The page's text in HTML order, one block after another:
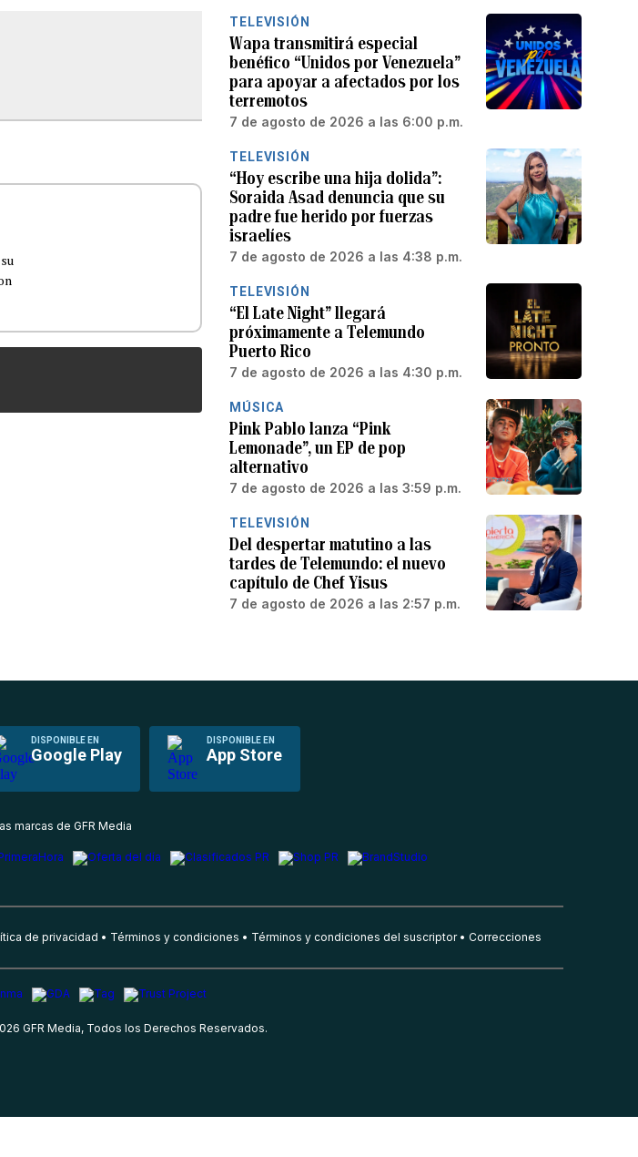
TELEVISIÓN
Wapa transmitirá especial
benéfico “Unidos por Venezuela”
para apoyar a afectados por los
terremotos
7 de agosto de 2026 a las 6:00 p.m.
TELEVISIÓN
“Hoy escribe una hija dolida”:
Soraida Asad denuncia que su
padre fue herido por fuerzas
israelíes
7 de agosto de 2026 a las 4:38 p.m.
TELEVISIÓN
“El Late Night” llegará
próximamente a Telemundo
Puerto Rico
7 de agosto de 2026 a las 4:30 p.m.
MÚSICA
Pink Pablo lanza “Pink
Lemonade”, un EP de pop
alternativo
7 de agosto de 2026 a las 3:59 p.m.
TELEVISIÓN
Del despertar matutino a las
tardes de Telemundo: el nuevo
capítulo de Chef Yisus
7 de agosto de 2026 a las 2:57 p.m.
DISPONIBLE EN
Google Play
DISPONIBLE EN
App Store
marcas de GFR Media
de privacidad Términos y condiciones Términos y condiciones del suscriptor Correcciones
GFR Media, Todos los Derechos Reservados.